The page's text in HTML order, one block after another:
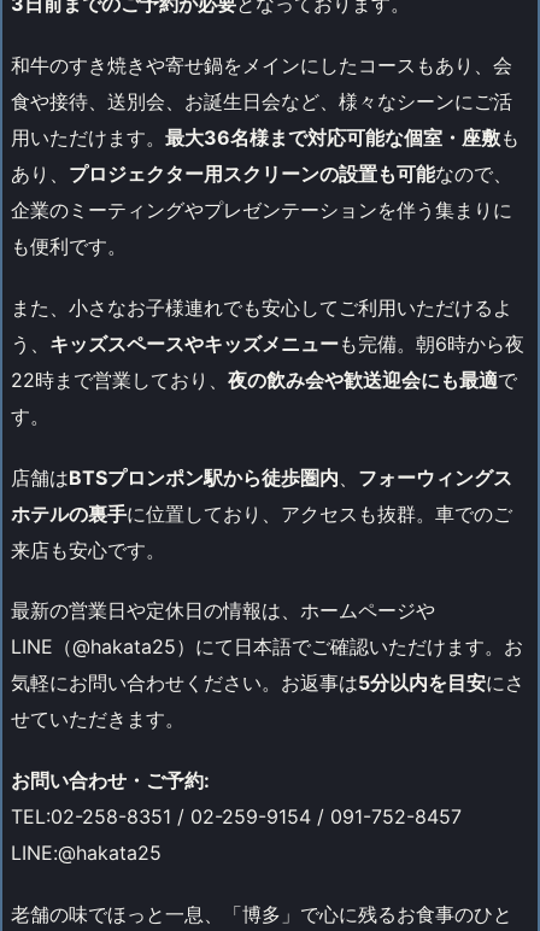
和牛のすき焼きや寄せ鍋をメインにしたコースもあり、会
食や接待、送別会、お誕生日会など、様々なシーンにご活
用いただけます。 最大36名様まで対応可能な個室・座敷も
あり、 プロジェクター用スクリーンの設置も可能なので、
企業のミーティングやプレゼンテーションを伴う集まりに
も便利です。
また、小さなお子様連れでも安心してご利用いただけるよ
う、 キッズスペースやキッズメニューも完備。朝6時から夜
22時まで営業しており、 夜の飲み会や歓送迎会にも最適で
す。
店舗はBTSプロンポン駅から徒歩圏内
フォーウィングス
ホテルの裏手に位置しており、アクセスも抜群。車でのご
来店も安心です。
最新の営業日や定休日の情報は、ホームページや
LINE（@hakata25）にて日本語でご確認いただけます。お
気軽にお問い合わせください。お返事は5分以内を目安にさ
せていただきます。
お問い合わせ・ご予約:
TEL:02-258-8351 / 02-259-9154 / 091-752-8457
LINE:@hakata25
老舗の味でほっと一息、「博多」で心に残るお食事のひと